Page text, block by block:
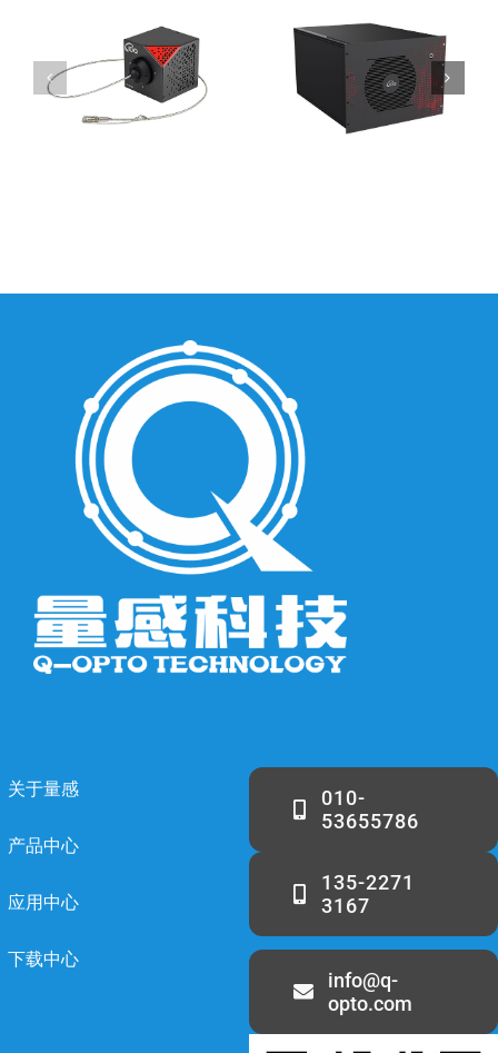
关于量感
产品中心
应用中心
下载中心
010-
53655786
135-2271
3167
info@q-
opto.com